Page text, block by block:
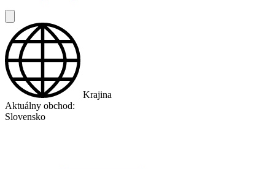
Krajina
Aktuálny obchod:
Slovensko